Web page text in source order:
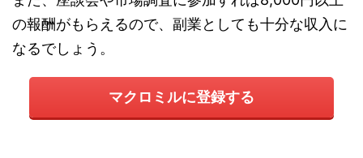
の報酬がもらえるので、副業としても十分な収入に
なるでしょう。
マクロミルに登録する